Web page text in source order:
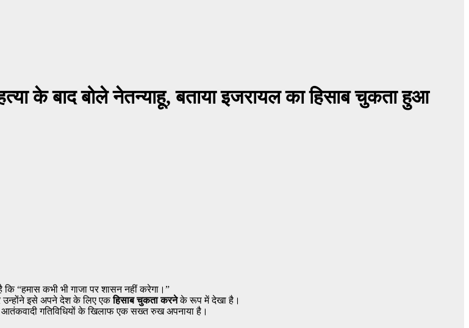
के बाद बोले नेतन्याहू, बताया इजरायल का हिसाब चुकता हुआ
कि “हमास कभी भी गाजा पर शासन नहीं करेगा।”
इसे अपने देश के लिए एकहिसाब चुकता करनेके रूप में देखा है।
गतिविधियों के खिलाफ एक सख्त रुख अपनाया है।